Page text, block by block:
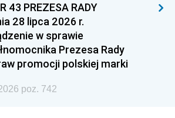
43 PREZESA RADY
28 lipca 2026 r.
w sprawie
Prezesa Rady
promocji polskiej marki
poz. 742